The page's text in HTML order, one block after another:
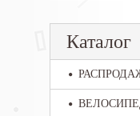
Каталог